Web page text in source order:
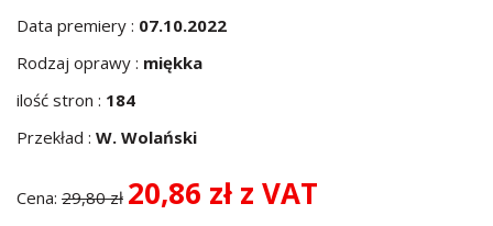
Data premiery : 07.10.2022
Rodzaj oprawy : miękka
ilość stron : 184
Przekład : W. Wolański
Cena: 29,80 zł 20,86 zł z VAT